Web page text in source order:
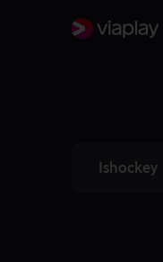
Ishockey